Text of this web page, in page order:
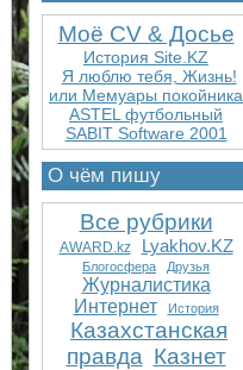
Моё CV & Досье
История Site.KZ
Я люблю тебя, Жизнь!
или Мемуары покойника
ASTEL футбольный
SABIT Software 2001
О чём пишу
Все рубрики
AWARD.kz Lyakhov.KZ
Блогосфера Друзья
Журналистика
Интернет
История
Казахстанская
правда Казнет